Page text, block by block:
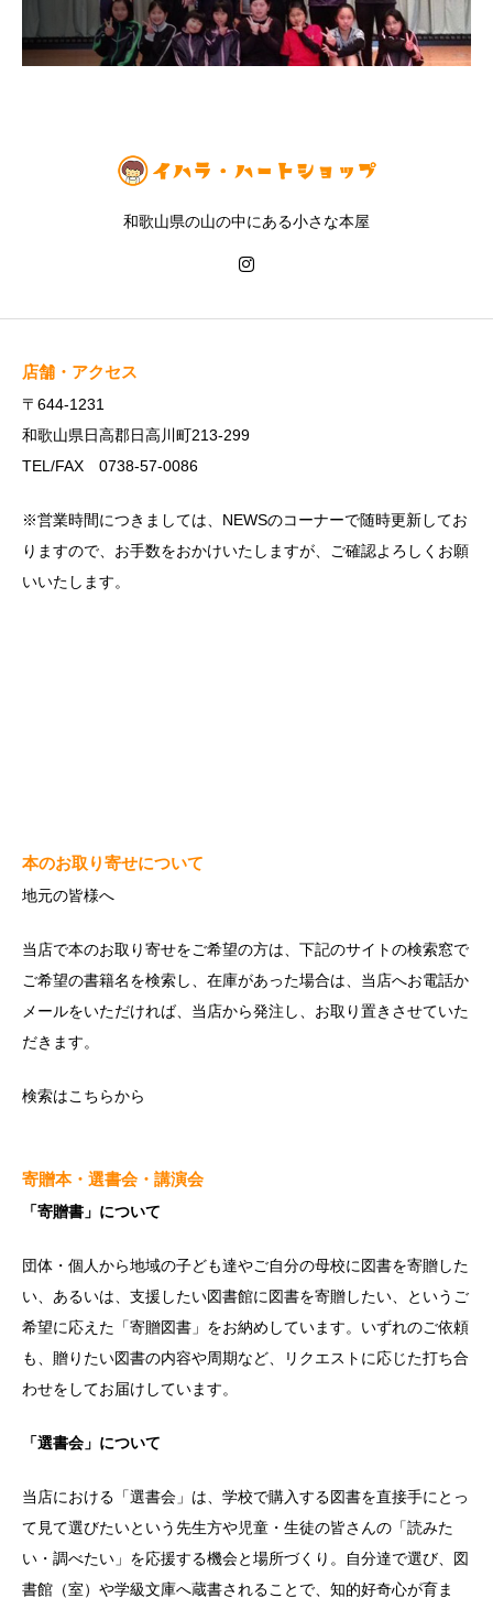
和歌山県の山の中にある小さな本屋
店舗・アクセス
〒644-1231
和歌山県日高郡日高川町213-299
TEL/FAX 0738-57-0086
※営業時間につきましては、NEWSのコーナーで随時更新してお
りますので、お手数をおかけいたしますが、ご確認よろしくお願
いいたします。
本のお取り寄せについて
地元の皆様へ
当店で本のお取り寄せをご希望の方は、下記のサイトの検索窓で
ご希望の書籍名を検索し、在庫があった場合は、当店へお電話か
メールをいただければ、当店から発注し、お取り置きさせていた
だきます。
検索はこちらから
寄贈本・選書会・講演会
「寄贈書」について
団体・個人から地域の子ども達やご自分の母校に図書を寄贈した
い、あるいは、支援したい図書館に図書を寄贈したい、というご
希望に応えた「寄贈図書」をお納めしています。いずれのご依頼
も、贈りたい図書の内容や周期など、リクエストに応じた打ち合
わせをしてお届けしています。
「選書会」について
当店における「選書会」は、学校で購入する図書を直接手にとっ
て見て選びたいという先生方や児童・生徒の皆さんの「読みた
い・調べたい」を応援する機会と場所づくり。自分達で選び、図
書館（室）や学級文庫へ蔵書されることで、知的好奇心が育ま